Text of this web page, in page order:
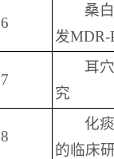
6
桑
发MDR-
7
耳
究
8
化
的临床